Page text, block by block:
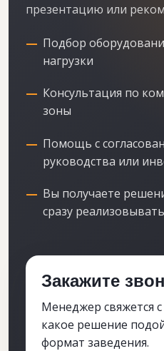
презентацию или
Подбор
нагрузки
Консультация по
зоны
Помощь с
руководства или
Вы получаете
сразу
Закажите
Менеджер свяжется
какое решение
формат заведения.